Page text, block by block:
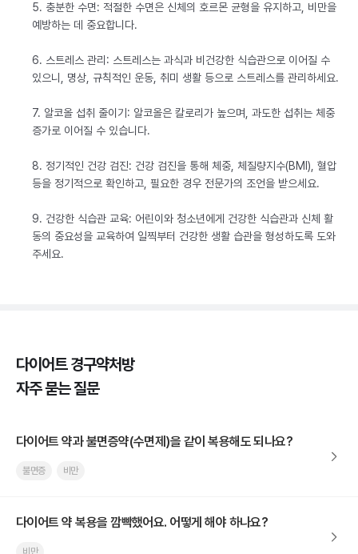
5. 충분한 수면: 적절한 수면은 신체의 호르몬 균형을 유지하고, 비만을
예방하는 데 중요합니다.
6. 스트레스 관리: 스트레스는 과식과 비건강한 식습관으로 이어질 수
있으니, 명상, 규칙적인 운동, 취미 생활 등으로 스트레스를 관리하세요.
7. 알코올 섭취 줄이기: 알코올은 칼로리가 높으며, 과도한 섭취는 체중
증가로 이어질 수 있습니다.
8. 정기적인 건강 검진: 건강 검진을 통해 체중, 체질량지수(BMI), 혈압
등을 정기적으로 확인하고, 필요한 경우 전문가의 조언을 받으세요.
9. 건강한 식습관 교육: 어린이와 청소년에게 건강한 식습관과 신체 활
동의 중요성을 교육하여 일찍부터 건강한 생활 습관을 형성하도록 도와
주세요.
다이어트 경구약처방
자주 묻는 질문
다이어트 약과 불면증약(수면제)을 같이 복용해도 되나요?
불면증 비만
다이어트 약 복용을 깜빡했어요. 어떻게 해야 하나요?
비만